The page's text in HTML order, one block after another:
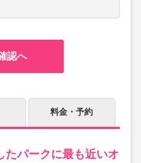
認へ
料金・予約
たパークに最も近いオ